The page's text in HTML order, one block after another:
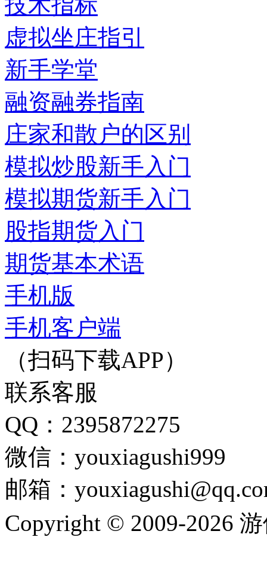
虚拟坐庄指引
新手学堂
融资融券指南
庄家和散户的区别
模拟炒股新手入门
模拟期货新手入门
股指期货入门
期货基本术语
手机版
手机客户端
（扫码下载APP）
联系客服
QQ：2395872275
微信：youxiagushi999
邮箱：
Copyright © 2009-2026